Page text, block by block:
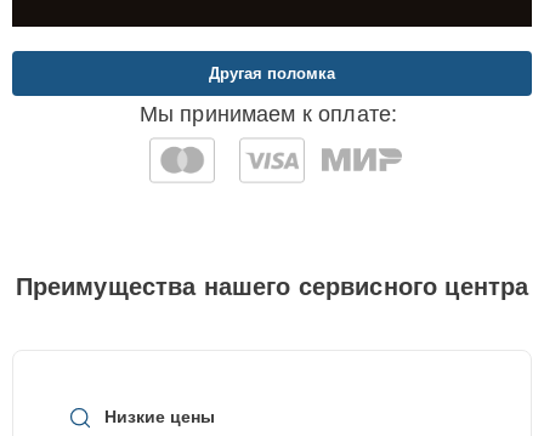
Мы принимаем к оплате:
Другая поломка
Преимущества нашего сервисного центра
Низкие цены